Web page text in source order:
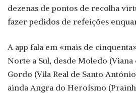
dezenas de pontos de recolha
fazer pedidos de refeições
A app fala em «mais de
Norte a Sul, desde Moledo (Viana
Gordo (Vila Real de Santo
ainda Angra do Heroísmo